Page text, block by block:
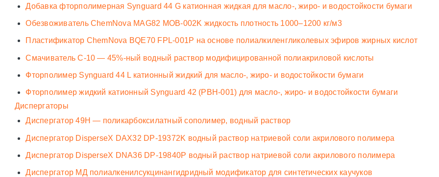
Добавка фторполимерная Synguard 44 G катионная жидкая для масло-, жиро- и водостойкости бумаги
Обезвоживатель ChemNova MAG82 MOB-002K жидкость плотность 1000–1200 кг/м3
Пластификатор ChemNova BQE70 FPL-001P на основе полиалкиленгликолевых эфиров жирных кислот
Смачиватель С-10 — 45%-ный водный раствор модифицированной полиакриловой кислоты
Фторполимер Synguard 44 L катионный жидкий для масло-, жиро- и водостойкости бумаги
Фторполимер жидкий катионный Synguard 42 (PBH-001) для масло-, жиро- и водостойкости бумаги
Диспергаторы
Диспергатор 49Н — поликарбоксилатный сополимер, водный раствор
Диспергатор DisperseX DAX32 DP-19372K водный раствор натриевой соли акрилового полимера
Диспергатор DisperseX DNA36 DP-19840P водный раствор натриевой соли акрилового полимера
Диспергатор МД полиалкенилсукцинангидридный модификатор для синтетических каучуков